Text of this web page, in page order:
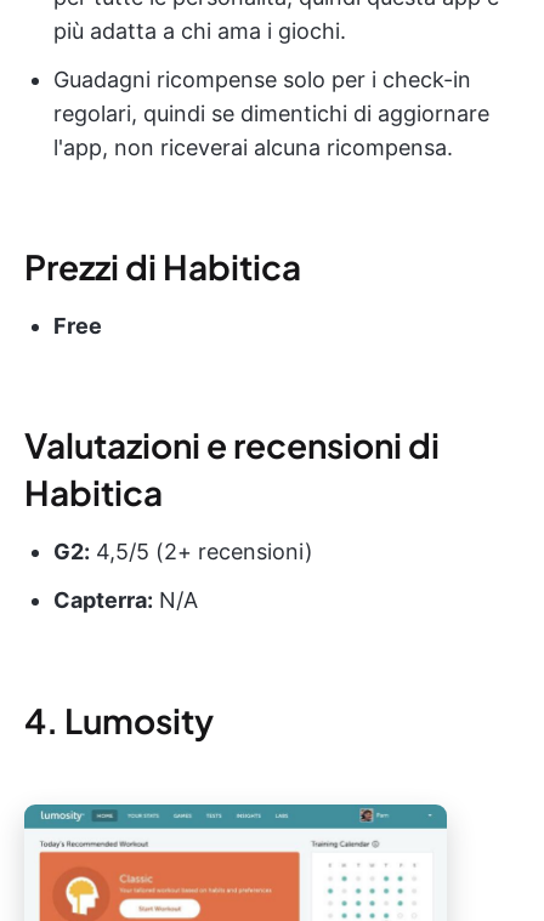
più adatta a chi ama i giochi.
Guadagni ricompense solo per i check-in
regolari, quindi se dimentichi di aggiornare
l'app, non riceverai alcuna ricompensa.
Prezzi di Habitica
Free
Valutazioni e recensioni di
Habitica
G2: 4,5/5 (2+ recensioni)
Capterra: N/A
4. Lumosity